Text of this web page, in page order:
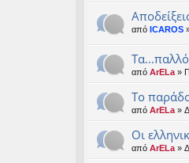
από ICAROS
από ArELa »
Το
από ArELa »
Οι
από ArELa »